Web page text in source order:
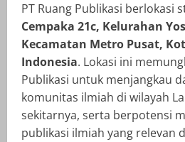
PT Ruang Publikasi berlokasi
Cempaka 21c, Kelurahan
Kecamatan Metro Pusat,
Indonesia. Lokasi ini
Publikasi untuk menjangkau
komunitas ilmiah di wilayah
sekitarnya, serta berpotensi
publikasi ilmiah yang relevan